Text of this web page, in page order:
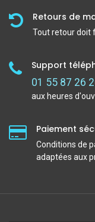
Retours de
Tout retour doit
Support
01 55 87 26
aux heures
Paiement
Conditions de
adaptées aux